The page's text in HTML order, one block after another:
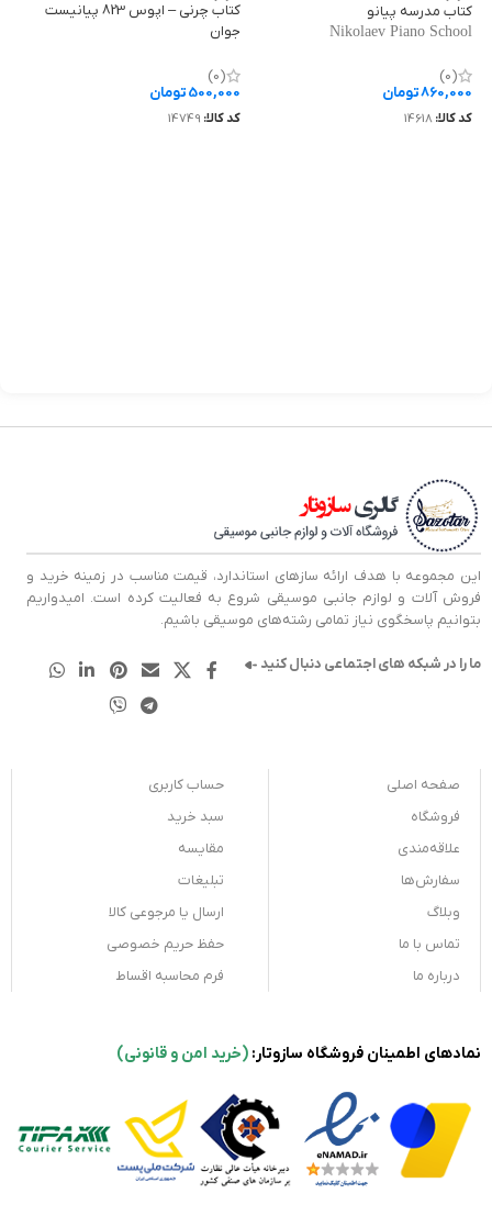
کتاب مدرسه پیانو
Nikolaev Piano School
(0)
860,000تومان
کد کالا:14618
کتاب چرنی – اپوس 823 پیانیست
جوان
Pianist
(0)
500,000تومان
کد کالا: 14749
این مجموعه با هدف ارائه سازهای استاندارد، قیمت مناسب در زمینه خرید و
فروش آلات و لوازم جانبی موسیقی شروع به فعالیت کرده است. امیدواریم
بتوانیم پاسخگوی نیاز تمامی رشته‌های موسیقی باشیم.
ما را در شبکه های اجتماعی دنبال کنید
صفحه اصلی
فروشگاه
علاقه‌مندی
سفارش‌ها
وبلاگ
تماس با ما
درباره ما
حساب کاربری
سبد خرید
مقایسه
تبلیغات
ارسال یا مرجوعی کالا
حفظ حریم خصوصی
فرم محاسبه اقساط
نمادهای اطمینان فروشگاه سازوتار: (خرید امن و قانونی)